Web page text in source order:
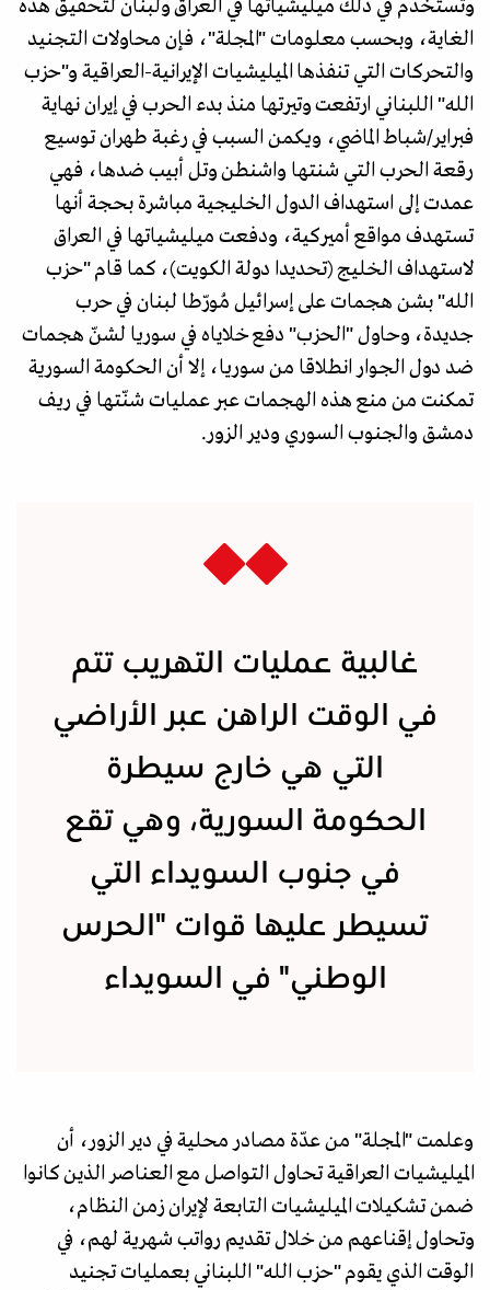
وتستخدم في ذلك ميليشياتها في العراق ولبنان لتحقيق هذه
الغاية، وبحسب معلومات "المجلة"، فإن محاولات التجنيد
والتحركات التي تنفذها الميليشيات الإيرانية-العراقية و"حزب
الله" اللبناني ارتفعت وتيرتها منذ بدء الحرب في إيران نهاية
فبراير/شباط الماضي، ويكمن السبب في رغبة طهران توسيع
رقعة الحرب التي شنتها واشنطن وتل أبيب ضدها، فهي
عمدت إلى استهداف الدول الخليجية مباشرة بحجة أنها
تستهدف مواقع أميركية، ودفعت ميليشياتها في العراق
لاستهداف الخليج (تحديدا دولة الكويت)، كما قام "حزب
الله" بشن هجمات على إسرائيل مُورّطا لبنان في حرب
جديدة، وحاول "الحزب" دفع خلاياه في سوريا لشنّ هجمات
ضد دول الجوار انطلاقا من سوريا، إلا أن الحكومة السورية
تمكنت من منع هذه الهجمات عبر عمليات شنّتها في ريف
دمشق والجنوب السوري ودير الزور.
غالبية عمليات التهريب تتم
في الوقت الراهن عبر الأراضي
التي هي خارج سيطرة
الحكومة السورية، وهي تقع
في جنوب السويداء التي
تسيطر عليها قوات "الحرس
الوطني" في السويداء
وعلمت "المجلة" من عدّة مصادر محلية في دير الزور، أن
الميليشيات العراقية تحاول التواصل مع العناصر الذين كانوا
ضمن تشكيلات الميليشيات التابعة لإيران زمن النظام،
وتحاول إقناعهم من خلال تقديم رواتب شهرية لهم، في
الوقت الذي يقوم "حزب الله" اللبناني بعمليات تجنيد